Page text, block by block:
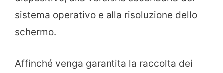
sistema operativo e alla risoluzione dello
schermo.
Affinché venga garantita la raccolta dei